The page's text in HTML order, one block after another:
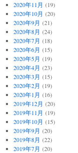
2020年11月 (19)
2020年10月 (20)
2020年9月 (21)
2020年8月 (24)
2020年7月 (18)
2020年6月 (15)
2020年5月 (19)
2020年4月 (23)
2020年3月 (15)
2020年2月 (19)
2020年1月 (16)
2019年12月 (20)
2019年11月 (19)
2019年10月 (15)
2019年9月 (20)
2019年8月 (22)
2019年7月 (20)